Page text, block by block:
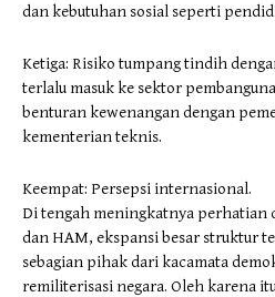
dan kebutuhan sosial seperti
Ketiga: Risiko tumpang tindih
terlalu masuk ke sektor
benturan kewenangan dengan
kementerian teknis.
Keempat: Persepsi internasional.
Di tengah meningkatnya perhatian
dan HAM, ekspansi besar struktur
sebagian pihak dari kacamata
remiliterisasi negara. Oleh karena